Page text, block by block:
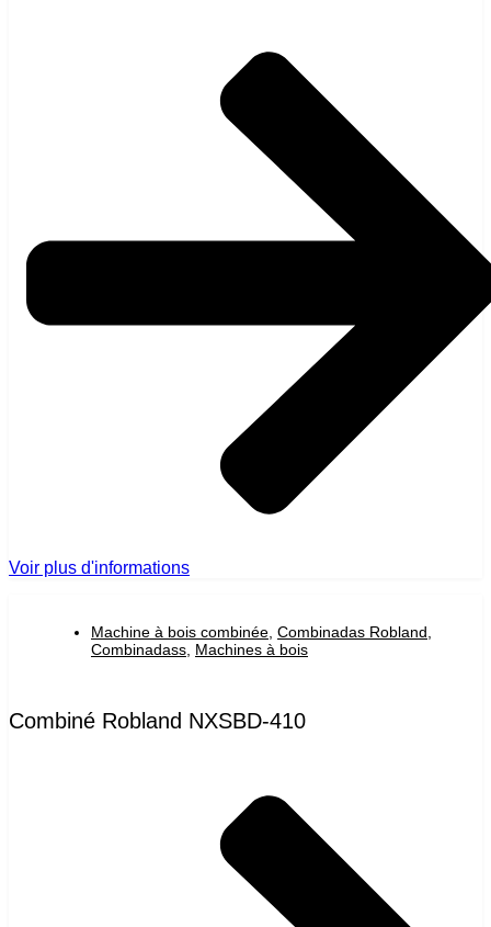
Voir plus d'informations
Machine à bois combinée Combinadas Robland
Combinadass Machines à bois
Combiné Robland NXSBD-410